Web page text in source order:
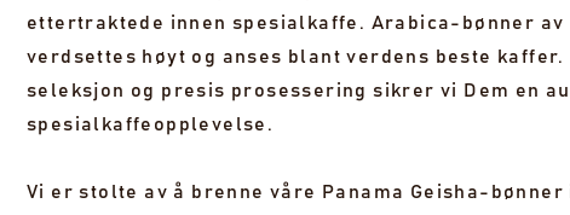
ettertraktede innen spesialkaffe. Arabica-bønner av
verdsettes høyt og anses blant verdens beste kaffer.
seleksjon og presis prosessering sikrer vi Dem en
spesialkaffeopplevelse.
Vi er stolte av å brenne våre Panama Geisha-bønner